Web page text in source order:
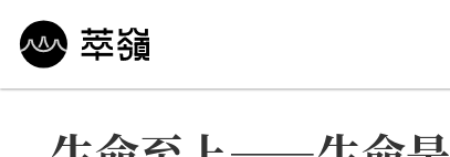
哲学 · 文明 艺术 · 科技 未来 · 生命